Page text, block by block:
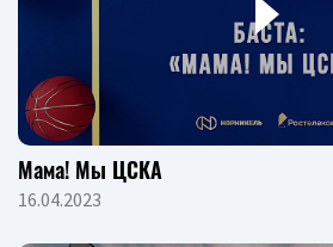
Мама! Мы ЦСКА
16.04.2023